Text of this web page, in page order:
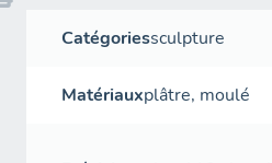
Catégoriessculpture
Matériauxplâtre, moulé